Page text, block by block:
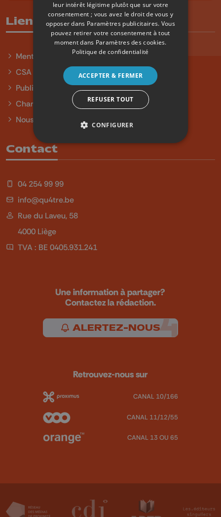
Liens utiles
Mentions légales
CSA
Publicité
Charte sur l'égalité et la diversité
Nous contacter
Contact
04 254 99 99
info@qu4tre.be
Rue du Laveu, 58
4000 Liège
TVA : BE 0405.931.241
Une information à partager?
Contactez la rédaction.
ALERTEZ-NOUS
Retrouvez-nous sur
CANAL 10/166
CANAL 11/12/55
CANAL 13 OU 65
leur intérêt légitime plutôt que sur votre
consentement ; vous avez le droit de vous y
opposer dans Paramètres publicitaires. Vous
pouvez retirer votre consentement à tout
moment dans Paramètres des cookies.
Politique de confidentialité
ACCEPTER & FERMER
REFUSER TOUT
CONFIGURER